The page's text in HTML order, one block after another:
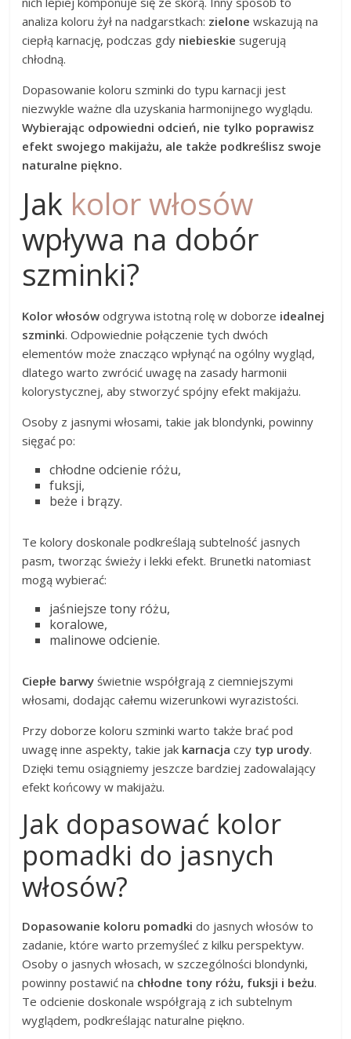
analiza koloru żył na nadgarstkach: zielone wskazują na
ciepłą karnację, podczas gdy niebieskie sugerują
chłodną.
Dopasowanie koloru szminki do typu karnacji jest
niezwykle ważne dla uzyskania harmonijnego wyglądu.
Wybierając odpowiedni odcień, nie tylko poprawisz
efekt swojego makijażu, ale także podkreślisz swoje
naturalne piękno.
Jak kolor włosów
wpływa na dobór
szminki?
Kolor włosów odgrywa istotną rolę w doborze idealnej
szminki. Odpowiednie połączenie tych dwóch
elementów może znacząco wpłynąć na ogólny wygląd,
dlatego warto zwrócić uwagę na zasady harmonii
kolorystycznej, aby stworzyć spójny efekt makijażu.
Osoby z jasnymi włosami, takie jak blondynki, powinny
sięgać po:
chłodne odcienie różu,
fuksji,
beże i brązy.
Te kolory doskonale podkreślają subtelność jasnych
pasm, tworząc świeży i lekki efekt. Brunetki natomiast
mogą wybierać:
jaśniejsze tony różu,
koralowe,
malinowe odcienie.
Ciepłe barwy świetnie współgrają z ciemniejszymi
włosami, dodając całemu wizerunkowi wyrazistości.
Przy doborze koloru szminki warto także brać pod
uwagę inne aspekty, takie jak karnacja czy typ urody.
Dzięki temu osiągniemy jeszcze bardziej zadowalający
efekt końcowy w makijażu.
Jak dopasować kolor
pomadki do jasnych
włosów?
Dopasowanie koloru pomadki do jasnych włosów to
zadanie, które warto przemyśleć z kilku perspektyw.
Osoby o jasnych włosach, w szczególności blondynki,
powinny postawić na chłodne tony różu, fuksji i beżu.
Te odcienie doskonale współgrają z ich subtelnym
wyglądem, podkreślając naturalne piękno.